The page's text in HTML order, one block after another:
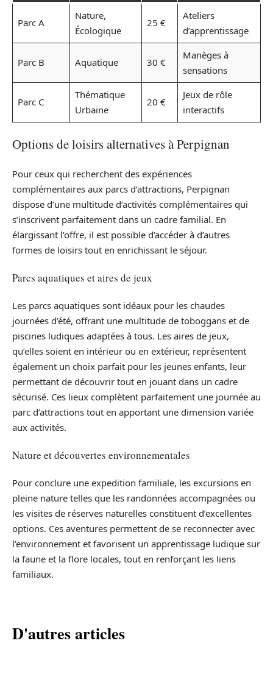
Parc A
Nature,
Écologique
25 €
Ateliers
d’apprentissage
Parc B Aquatique 30 €
Manèges à
sensations
Parc C
Thématique
Urbaine
20 €
Jeux de rôle
interactifs
Options de loisirs alternatives à Perpignan
Pour ceux qui recherchent des expériences
complémentaires aux parcs d’attractions, Perpignan
dispose d’une multitude d’activités complémentaires qui
s’inscrivent parfaitement dans un cadre familial. En
élargissant l’offre, il est possible d’accéder à d’autres
formes de loisirs tout en enrichissant le séjour.
Parcs aquatiques et aires de jeux
Les parcs aquatiques sont idéaux pour les chaudes
journées d’été, offrant une multitude de toboggans et de
piscines ludiques adaptées à tous. Les aires de jeux,
qu’elles soient en intérieur ou en extérieur, représentent
également un choix parfait pour les jeunes enfants, leur
permettant de découvrir tout en jouant dans un cadre
sécurisé. Ces lieux complètent parfaitement une journée au
parc d’attractions tout en apportant une dimension variée
aux activités.
Nature et découvertes environnementales
Pour conclure une expedition familiale, les excursions en
pleine nature telles que les randonnées accompagnées ou
les visites de réserves naturelles constituent d’excellentes
options. Ces aventures permettent de se reconnecter avec
l’environnement et favorisent un apprentissage ludique sur
la faune et la flore locales, tout en renforçant les liens
familiaux.
D'autres articles